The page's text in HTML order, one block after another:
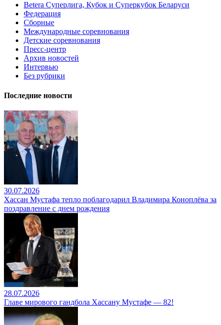
Betera Суперлига, Кубок и Суперкубок Беларуси
Федерация
Сборные
Международные соревнования
Детские соревнования
Пресс-центр
Архив новостей
Интервью
Без рубрики
Последние новости
30.07.2026
Хассан Мустафа тепло поблагодарил Владимира Коноплёва за
поздравление с днем рождения
28.07.2026
Главе мирового гандбола Хассану Мустафе — 82!